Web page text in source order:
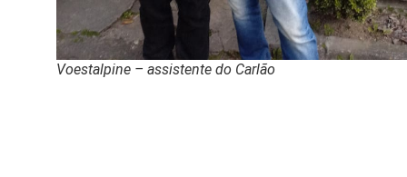
Voestalpine – assistente do Carlão